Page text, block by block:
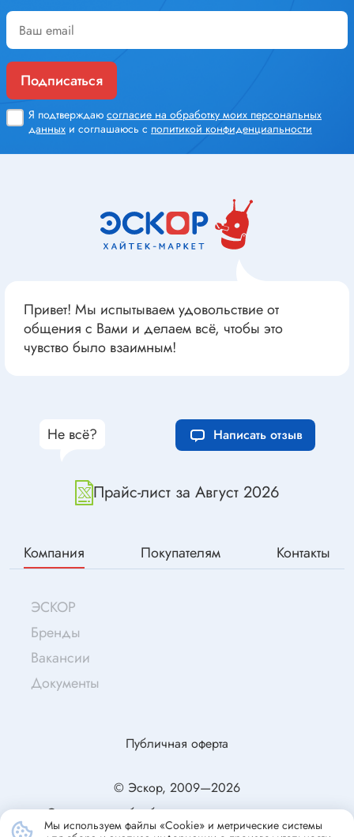
Подписаться
Я подтверждаю согласие на обработку моих персональных
данных и соглашаюсь с политикой конфиденциальности
Привет! Мы испытываем удовольствие от
общения с Вами и делаем всё, чтобы это
чувство было взаимным!
Прайс-лист за Август 2026
Не всё? Написать отзыв
Компания Покупателям Контакты
ЭСКОР
Бренды
Вакансии
Документы
© Эскор, 2009—2026
Согласие на обработку персональных данных
Публичная оферта
Мы используем файлы «Cookie» и метрические системы